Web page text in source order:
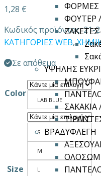
ΦΟΡΜΕΣ
ΦΟΥΤΕΡ
ΥΨΗΛΗΣ
ΣΑΚΑΚΙΑ
ΒΡΑΔΥΦΛΕΓΗ
1,28 €
Κωδικός προϊόντος:21-
ΚΑΤΗΓΟΡΙΕΣ WEB,
Σε απόθεμα
Color
LAB BLUE
Size
S
M
L